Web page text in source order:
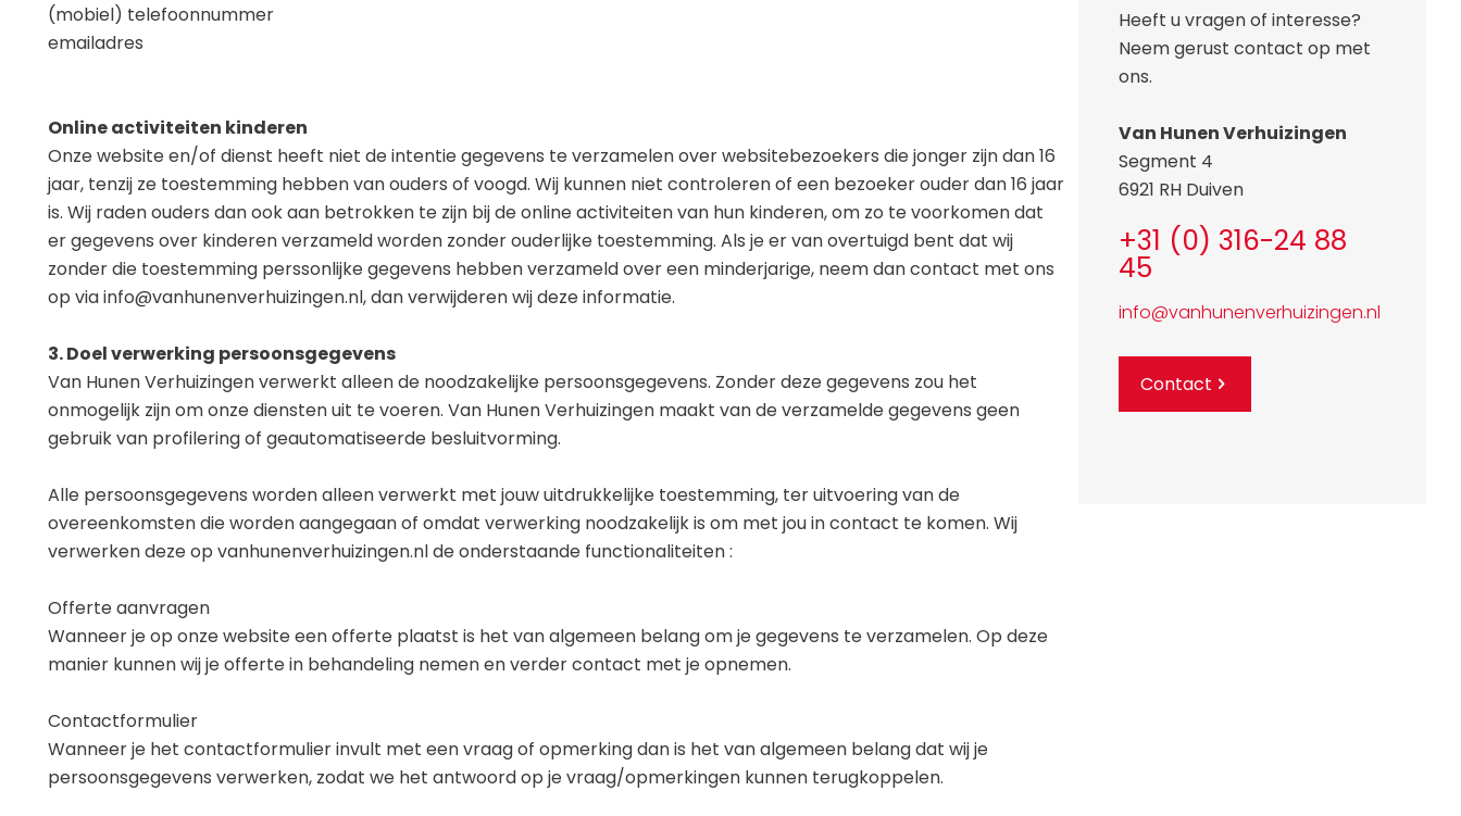
(mobiel) telefoonnummer
emailadres
Online activiteiten kinderen
Onze website en/of dienst heeft niet de intentie gegevens te verzamelen over websitebezoekers die jonger zijn dan 16
jaar, tenzij ze toestemming hebben van ouders of voogd. Wij kunnen niet controleren of een bezoeker ouder dan 16 jaar
is. Wij raden ouders dan ook aan betrokken te zijn bij de online activiteiten van hun kinderen, om zo te voorkomen dat
er gegevens over kinderen verzameld worden zonder ouderlijke toestemming. Als je er van overtuigd bent dat wij
zonder die toestemming perssonlijke gegevens hebben verzameld over een minderjarige, neem dan contact met ons
op via info@vanhunenverhuizingen.nl, dan verwijderen wij deze informatie.
3. Doel verwerking persoonsgegevens
Van Hunen Verhuizingen verwerkt alleen de noodzakelijke persoonsgegevens. Zonder deze gegevens zou het
onmogelijk zijn om onze diensten uit te voeren. Van Hunen Verhuizingen maakt van de verzamelde gegevens geen
gebruik van profilering of geautomatiseerde besluitvorming.
Alle persoonsgegevens worden alleen verwerkt met jouw uitdrukkelijke toestemming, ter uitvoering van de
overeenkomsten die worden aangegaan of omdat verwerking noodzakelijk is om met jou in contact te komen. Wij
verwerken deze op vanhunenverhuizingen.nl de onderstaande functionaliteiten :
Offerte aanvragen
Wanneer je op onze website een offerte plaatst is het van algemeen belang om je gegevens te verzamelen. Op deze
manier kunnen wij je offerte in behandeling nemen en verder contact met je opnemen.
Contactformulier
Wanneer je het contactformulier invult met een vraag of opmerking dan is het van algemeen belang dat wij je
persoonsgegevens verwerken, zodat we het antwoord op je vraag/opmerkingen kunnen terugkoppelen.
Heeft u vragen of interesse?
Neem gerust contact op met
ons.
Van Hunen Verhuizingen
Segment 4
6921 RH Duiven
+31 (0) 316-24 88
45
info@vanhunenverhuizingen.nl
Contact